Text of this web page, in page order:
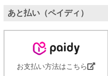
あと払い（ペイディ）
お支払い方法はこちら